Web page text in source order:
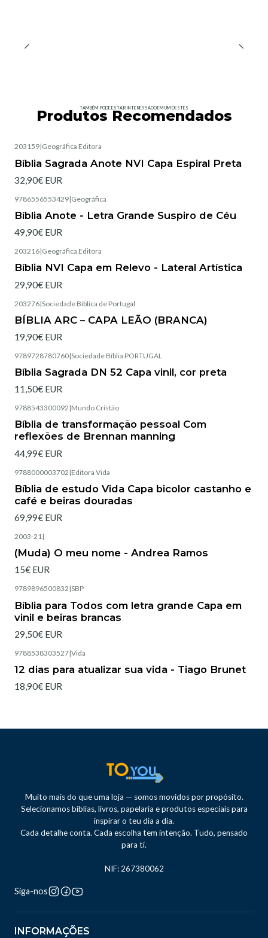
TAMBÉM PODE ESTAR INTERESSADO EM UM DESTES
Produtos Recomendados
203159|Geográfica Editora
Bíblia Sagrada Anote NVI Capa Espiral Preta
32,90€ EUR
9786556553429|Geográfica
Bíblia Anote - Letra Grande Suspiro de Céu
49,90€ EUR
203216|Geográfica Editora
Bíblia NVI Capa em Relevo - Lateral Artística
29,90€ EUR
203276|Sociedade Bíblica de Portugal
BÍBLIA ARC – CAPA LEÃO (BRANCA)
19,90€ EUR
9789728780760|Sociedade Bíblia PORTUGAL
Bíblia Sagrada DN 52 Capa vinil, cor preta
11,50€ EUR
9788543300092 |Mundo Cristão
Bíblia de transformação pessoal Com
reflexões de Brennan manning
44,99€ EUR
9788000003702 |Editora Vida
Bíblia de estudo Vida Capa bicolor castanho e
café e beiras douradas
69,99€ EUR
2003-21|
(Muda) O meu nome - Andrea Ramos
15€ EUR
9789896500832 |SBP
Bíblia para Todos com letra grande Capa em
vinil e beiras brancas
29,50€ EUR
9788538303527|Vida
12 dias para atualizar sua vida - Tiago Brunet
18,90€ EUR
Muito mais do que uma loja — somos movidos por propósito.
Selecionamos bíblias, livros, papelaria e produtos especiais para
inspirar o teu dia a dia.
Cada detalhe conta. Cada escolha tem intenção. Tudo, pensado
para ti.
NIF: 267380062
Siga-nos
INFORMAÇÕES